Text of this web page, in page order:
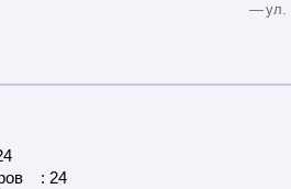
—ул.
: 24